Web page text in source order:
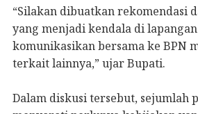
“Silakan dibuatkan rekomendasi
yang menjadi kendala di
komunikasikan bersama ke BPN
terkait lainnya,” ujar Bupati.
Dalam diskusi tersebut, sejumlah